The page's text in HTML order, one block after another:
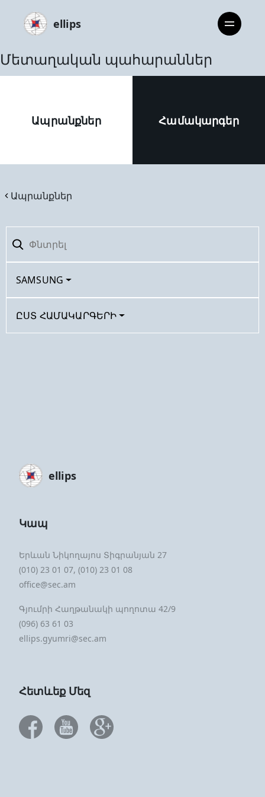
ellips
Մետաղական պահարաններ
Ապրանքներ Համակարգեր
Ապրանքներ
SAMSUNG
ԸՍՏ ՀԱՄԱԿԱՐԳԵՐԻ
ellips
Կապ
Երևան Նիկողայոս Տիգրանյան 27
(010) 23 01 07, (010) 23 01 08
office@sec.am
Գյումրի Հաղթանակի պողոտա 42/9
(096) 63 61 03
ellips.gyumri@sec.am
Հետևեք Մեզ